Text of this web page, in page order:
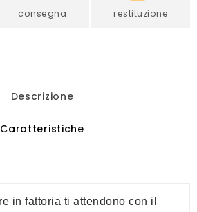
consegna restituzione
Descrizione
Caratteristiche
in fattoria ti attendono con il